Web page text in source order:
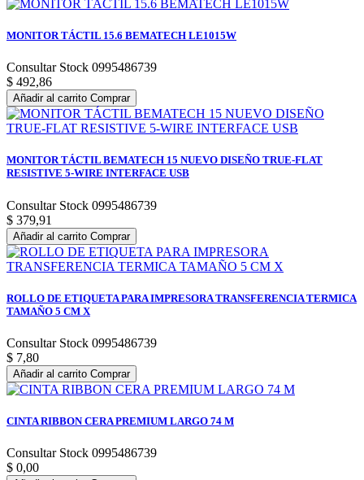
MONITOR TÁCTIL 15.6 BEMATECH LE1015W
Consultar Stock 0995486739
$ 492,86
Añadir al carrito Comprar
MONITOR TÁCTIL BEMATECH 15 NUEVO DISEÑO TRUE-FLAT
RESISTIVE 5-WIRE INTERFACE USB
Consultar Stock 0995486739
$ 379,91
Añadir al carrito Comprar
ROLLO DE ETIQUETA PARA IMPRESORA TRANSFERENCIA TERMICA
TAMAÑO 5 CM X
Consultar Stock 0995486739
$ 7,80
Añadir al carrito Comprar
CINTA RIBBON CERA PREMIUM LARGO 74 M
Consultar Stock 0995486739
$ 0,00